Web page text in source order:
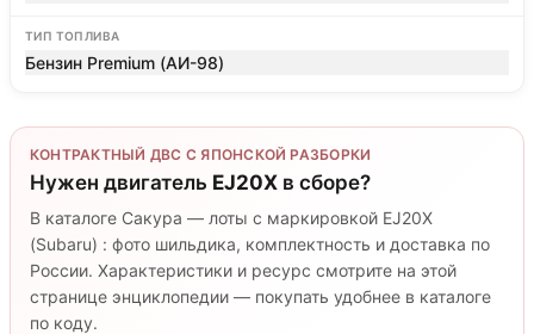
ТИП ТОПЛИВА
Бензин Premium (АИ-98)
КОНТРАКТНЫЙ ДВС С ЯПОНСКОЙ РАЗБОРКИ
Нужен двигатель EJ20X в сборе?
В каталоге Сакура — лоты с маркировкой EJ20X
(Subaru) : фото шильдика, комплектность и доставка по
России. Характеристики и ресурс смотрите на этой
странице энциклопедии — покупать удобнее в каталоге
по коду.